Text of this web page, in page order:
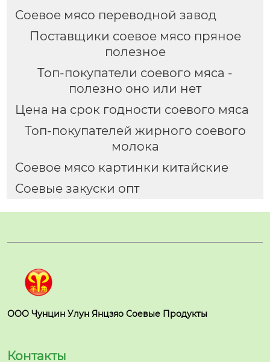
Соевое мясо переводной завод
Поставщики соевое мясо пряное
полезное
Топ-покупатели соевого мяса -
полезно оно или нет
Цена на срок годности соевого мяса
Топ-покупателей жирного соевого
молока
Соевое мясо картинки китайские
Соевые закуски опт
ООО Чунцин Улун Янцзяо Соевые Продукты
Контакты